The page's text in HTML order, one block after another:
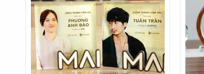
Tham khảoVề Chúng Tôi
Hoặc quay vềTrang chủ